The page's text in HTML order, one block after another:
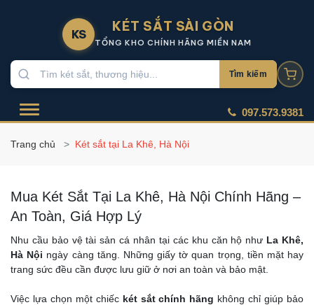
KS KÉT SẮT SÀI GÒN
TỔNG KHO CHÍNH HÃNG MIỀN NAM
Tìm kiếm
097.573.9381
Trang chủ Két sắt tại La Khê, Hà Nội
Mua Két Sắt Tại La Khê, Hà Nội Chính Hãng –
An Toàn, Giá Hợp Lý
Nhu cầu bảo vệ tài sản cá nhân tại các khu căn hộ như La Khê,
Hà Nội ngày càng tăng. Những giấy tờ quan trọng, tiền mặt hay
trang sức đều cần được lưu giữ ở nơi an toàn và bảo mật.
Việc lựa chọn một chiếc két sắt chính hãng không chỉ giúp bảo